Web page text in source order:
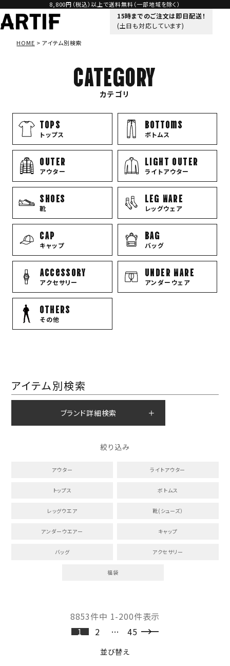
8,800円（税込）以上で送料無料（一部地域を除く）
15時までのご注文は即日配送！
(土日も対応しています)
HOME アイテム別検索
CATEGORY
カテゴリ
TOPS
トップス
bottoms
ボトムス
OUTER
アウター
LIGHT OUTER
ライトアウター
SHOES
靴
LEG WARE
レッグウェア
CAP
キャップ
BAG
バッグ
Accessory
アクセサリー
UNDER WARE
アンダーウェア
OTHERS
その他
アイテム別検索
ブランド詳細検索
絞り込み
アウター ライトアウター
トップス ボトムス
レッグウエア 靴(シューズ）
アンダーウエアー キャップ
バッグ アクセサリー
福袋
並び替え
8853件中 1-200件表示
1
2 … 45